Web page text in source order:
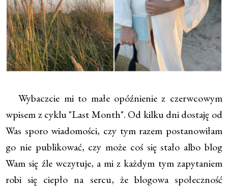
Wybaczcie mi to małe opóźnienie z czerwcowym
wpisem z cyklu "Last Month". Od kilku dni dostaję od
Was sporo wiadomości, czy tym razem postanowiłam
go nie publikować, czy może coś się stało albo blog
Wam się źle wczytuje, a mi z każdym tym zapytaniem
robi się ciepło na sercu, że blogowa społeczność